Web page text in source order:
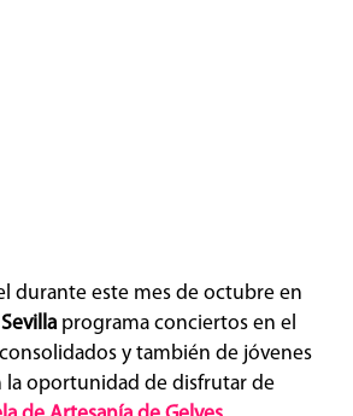
durante este mes de octubre en
programa conciertos en el
y también de jóvenes
la oportunidad de disfrutar de